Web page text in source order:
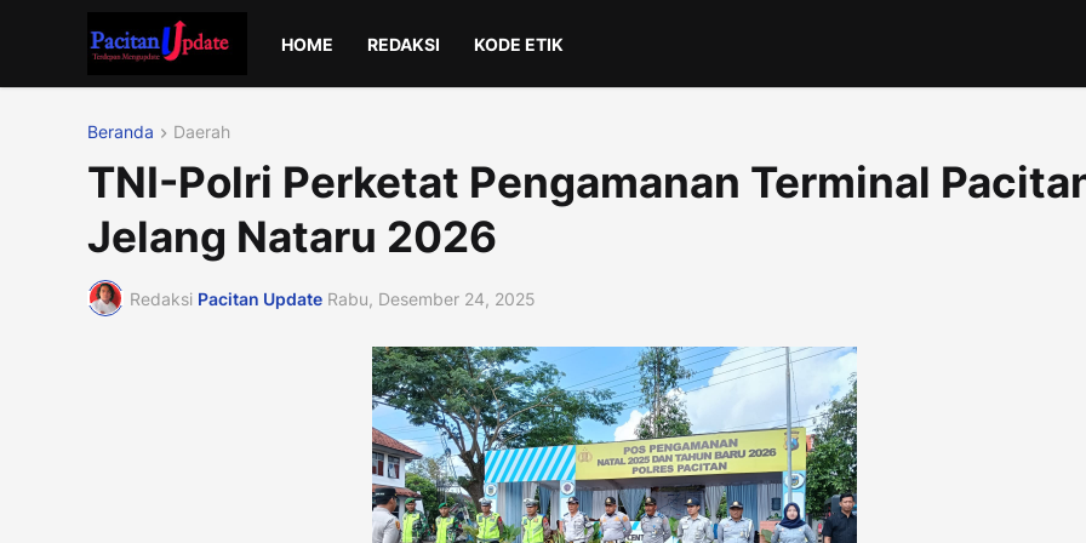
HOME REDAKSI KODE ETIK
Beranda Daerah
TNI-Polri Perketat Pengamanan Terminal
Jelang Nataru 2026
Redaksi Pacitan Update Rabu, Desember 24, 2025